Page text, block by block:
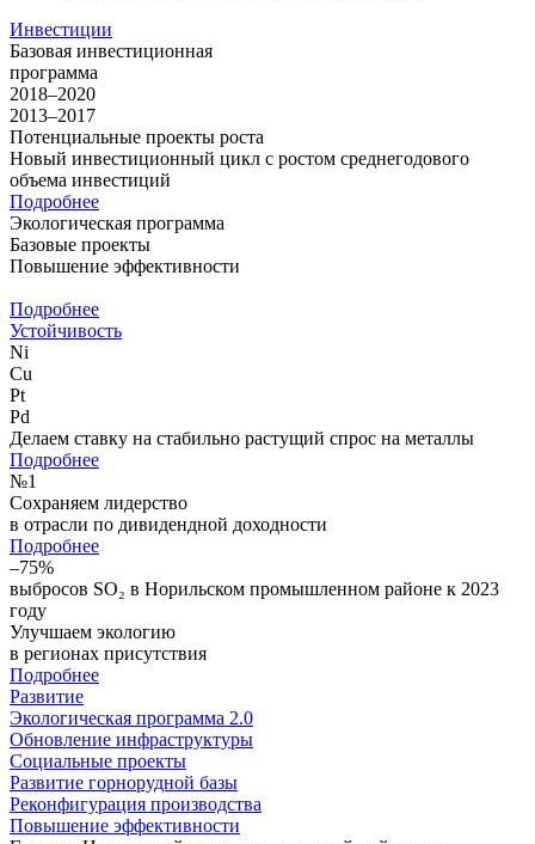
Инвестиции
Базовая инвестиционная
программа
2018–2020
2013–2017
Потенциальные проекты роста
Новый инвестиционный цикл с ростом среднегодового
объема инвестиций
Подробнее
Экологическая программа
Базовые проекты
Повышение эффективности
Подробнее
Устойчивость
Ni
Cu
Pt
Pd
Делаем ставку на стабильно растущий спрос на металлы
Подробнее
№1
Сохраняем лидерство
в отрасли по дивидендной доходности
Подробнее
–75%
выбросов SO₂ в Норильском промышленном районе к 2023
году
Улучшаем экологию
в регионах присутствия
Подробнее
Развитие
Экологическая программа 2.0
Обновление инфраструктуры
Социальные проекты
Развитие горнорудной базы
Реконфигурация производства
Повышение эффективности